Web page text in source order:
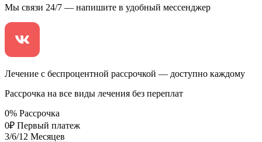
Мы связи 24/7 — напишите в удобный мессенджер
Лечение с беспроцентной рассрочкой — доступно каждому
Рассрочка на все виды лечения без переплат
0% Рассрочка
0₽ Первый платеж
3/6/12 Месяцев